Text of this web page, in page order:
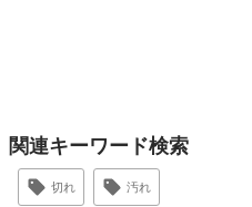
関連キーワード検索
切れ 汚れ